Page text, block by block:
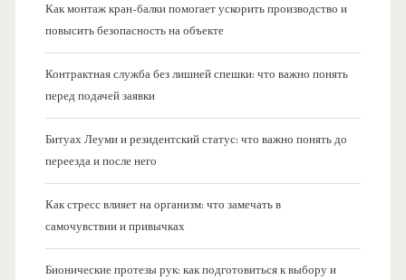
Как монтаж кран-балки помогает ускорить производство и
повысить безопасность на объекте
Контрактная служба без лишней спешки: что важно понять
перед подачей заявки
Битуах Леуми и резидентский статус: что важно понять до
переезда и после него
Как стресс влияет на организм: что замечать в
самочувствии и привычках
Бионические протезы рук: как подготовиться к выбору и